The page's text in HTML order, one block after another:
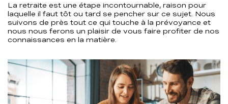
La retraite est une étape incontournable, raison pour
laquelle il faut tôt ou tard se pencher sur ce sujet. Nous
suivons de près tout ce qui touche à la prévoyance et
nous nous ferons un plaisir de vous faire profiter de nos
connaissances en la matière.